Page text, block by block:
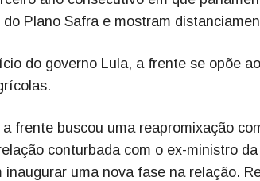
do Plano Safra e mostram
do governo Lula, a frente se opõe
frente buscou uma reapromixação
conturbada com o ex-ministro
inaugurar uma nova fase na relação.